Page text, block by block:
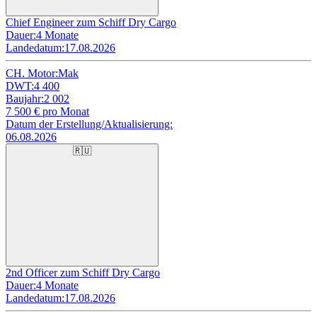
Chief Engineer zum Schiff Dry Cargo
Dauer:4 Monate
Landedatum:17.08.2026
CH. Motor:Mak
DWT:4 400
Baujahr:2 002
7 500 € pro Monat
Datum der Erstellung/Aktualisierung:
06.08.2026
🇷🇺
2nd Officer zum Schiff Dry Cargo
Dauer:4 Monate
Landedatum:17.08.2026